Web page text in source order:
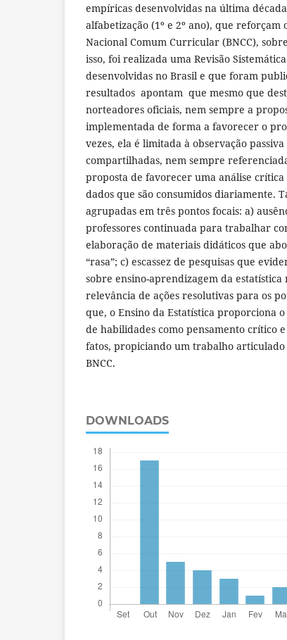
empíricas desenvolvidas na última
alfabetização (1º e 2º ano), que
Nacional Comum Curricular (BNCC),
isso, foi realizada uma Revisão
desenvolvidas no Brasil e que foram
resultados apontam que mesmo que
norteadores oficiais, nem sempre a
implementada de forma a favorecer o
vezes, ela é limitada à observação
compartilhadas, nem sempre
proposta de favorecer uma análise
dados que são consumidos diariamente.
agrupadas em três pontos focais: a)
professores continuada para trabalhar
elaboração de materiais didáticos que
“rasa”; c) escassez de pesquisas que
sobre ensino-aprendizagem da estatística
relevância de ações resolutivas para os
que, o Ensino da Estatística proporciona
de habilidades como pensamento crítico
fatos, propiciando um trabalho articulado
BNCC.
DOWNLOADS